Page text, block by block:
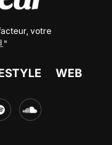
, votre
"
WEB